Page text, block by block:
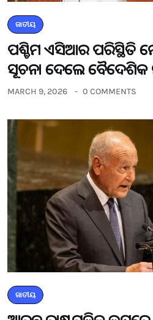
ଜାତୀୟ
ପଶ୍ଚିମ ଏସିଆର ପରିସ୍ଥିତି
ସୂଚନା ଦେଲେ ବୈଦେଶିକ
MARCH 9, 2026 0 COMMENTS
ଜାତୀୟ